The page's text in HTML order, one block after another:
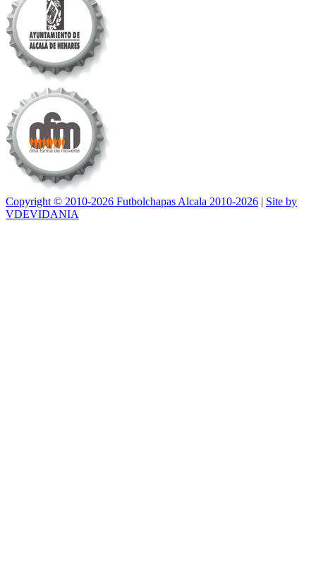
Copyright © 2010-2026 Futbolchapas Alcala 2010-2026 | Site by
VDEVIDANIA